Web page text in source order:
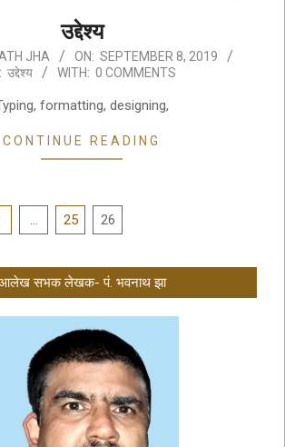
उद्देश्य
JHA ON: SEPTEMBER 8, 2019
उद्देश्य WITH: 0 COMMENTS
formatting, designing,
CONTINUE READING
… 25 26
सभक लेखक- पं. भवनाथ झा